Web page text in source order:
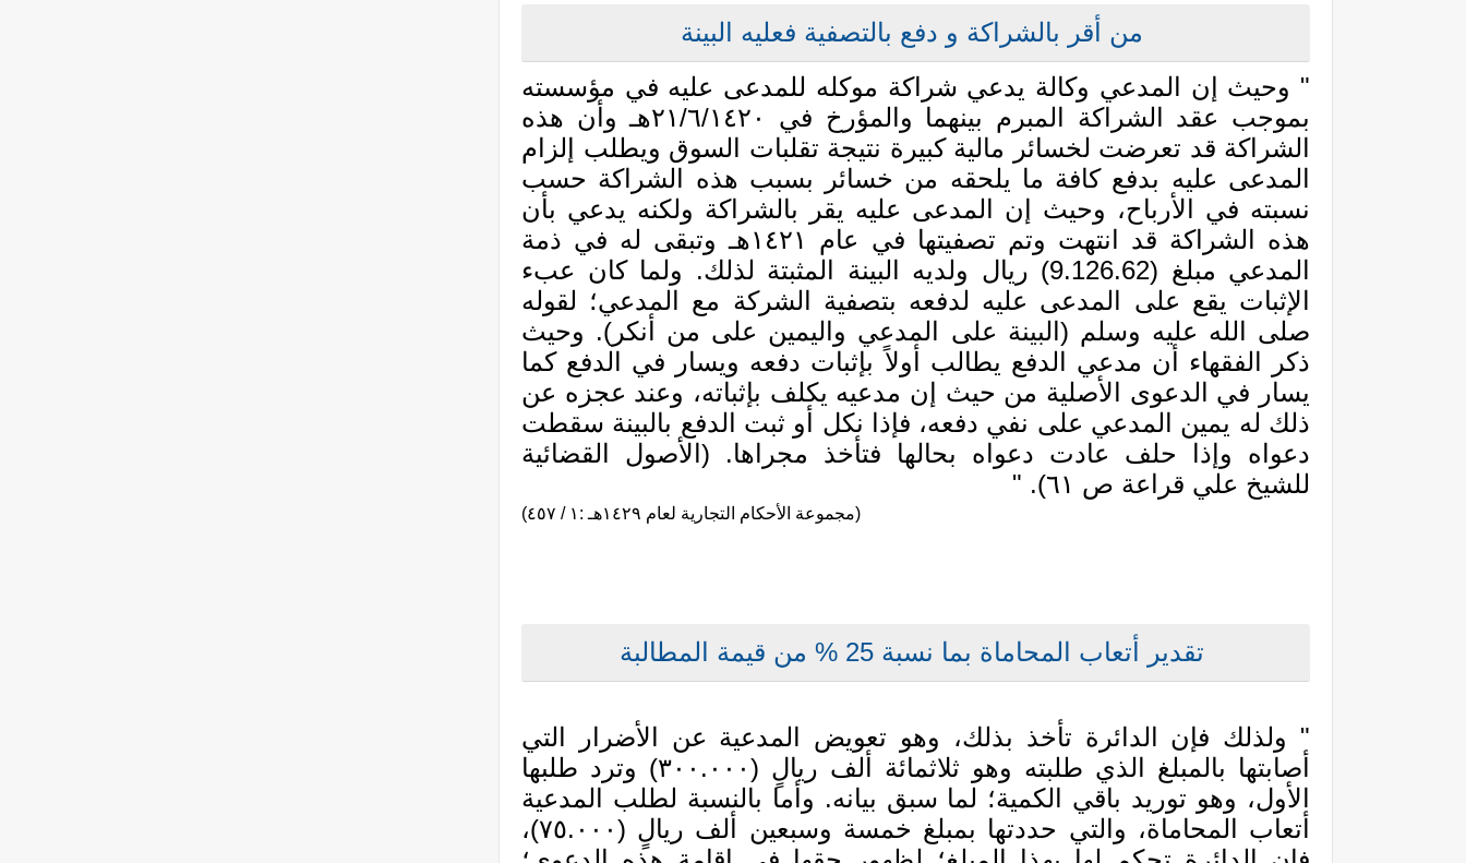
من أقر بالشراكة و دفع بالتصفية فعليه البينة
" وحيث إن المدعي وكالة يدعي شراكة موكله للمدعى عليه في مؤسسته
بموجب عقد الشراكة المبرم بينهما والمؤرخ في ٢١/٦/١٤٢٠ه
ـوأن هذه
الشراكة قد تعرضت لخسائر مالية كبيرة نتيجة تقلبات السوق ويطلب إلزام
المدعى عليه بدفع كافة ما يلحقه من خسائر بسبب هذه الشراكة حسب
نسبته في الأرباح، وحيث إن المدعى عليه يقر بالشراكة ولكنه يدعي بأن
هذه الشراكة قد انتهت وتم تصفيتها في عام ١٤٢١ه
ـوتبقى له في ذمة
المدعي مبلغ (9.126.62) ريال ولديه البينة المثبتة لذلك. ولما كان عبء
الإثبات يقع على المدعى عليه لدفعه بتصفية الشركة مع المدعي؛ لقوله
صلى الله عليه وسلم (البينة على المدعي واليمين على من أنكر). وحيث
ذكر الفقهاء أن مدعي الدفع يطالب أولاً بإثبات دفعه ويسار في الدفع كما
يسار في الدعوى الأصلية من حيث إن مدعيه يكلف بإثباته، وعند عجزه عن
ذلك له يمين المدعي على نفي دفعه، فإذا نكل أو ثبت الدفع بالبينة سقطت
دعواه وإذا حلف عادت دعواه بحالها فتأخذ مجراها. (الأصول القضائية
للشيخ علي قراعة ص ٦١). "
(مجموعة الأحكام التجارية لعام ١٤٢٩هـ :١ / ٤٥٧)
تقدير أتعاب المحاماة بما نسبة 25 % من قيمة المطالبة
" ولذلك فإن الدائرة تأخذ بذلك، وهو تعويض المدعية عن الأضرار التي
أصابتها بالمبلغ الذي طلبته وهو ثلاثمائة ألف ريالٍ (٣٠٠.٠٠٠) وترد طلبها
الأول، وهو توريد باقي الكمية؛ لما سبق بيانه. وأما بالنسبة لطلب المدعية
أتعاب المحاماة، والتي حددتها بمبلغ خمسة وسبعين ألف ريالٍ (٧٥.٠٠٠)،